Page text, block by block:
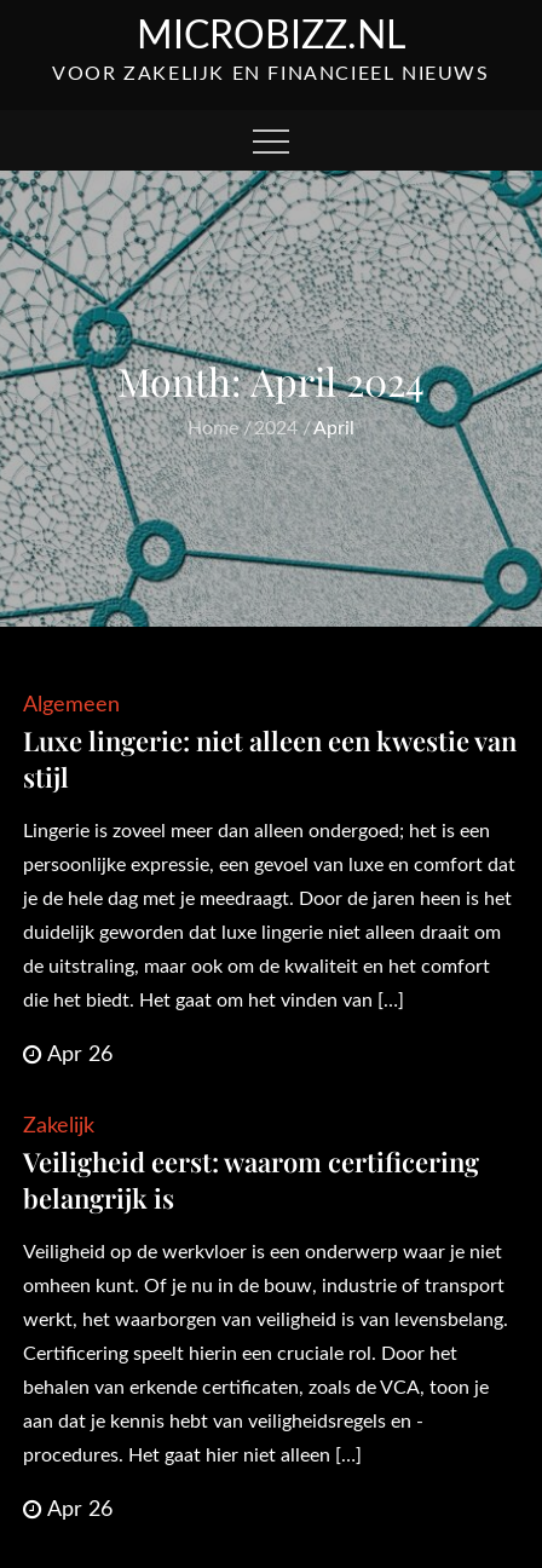
content
MICROBIZZ.NL
VOOR ZAKELIJK EN FINANCIEEL NIEUWS
Month:April 2024
Home 2024 April
Algemeen
Luxe lingerie: niet alleen een kwestie van
stijl
Lingerie is zoveel meer dan alleen ondergoed; het is een
persoonlijke expressie, een gevoel van luxe en comfort dat
je de hele dag met je meedraagt. Door de jaren heen is het
duidelijk geworden dat luxe lingerie niet alleen draait om
de uitstraling, maar ook om de kwaliteit en het comfort
die het biedt. Het gaat om het vinden van […]
Apr 26
Zakelijk
Veiligheid eerst: waarom certificering
belangrijk is
Veiligheid op de werkvloer is een onderwerp waar je niet
omheen kunt. Of je nu in de bouw, industrie of transport
werkt, het waarborgen van veiligheid is van levensbelang.
Certificering speelt hierin een cruciale rol. Door het
behalen van erkende certificaten, zoals de VCA, toon je
aan dat je kennis hebt van veiligheidsregels en -
procedures. Het gaat hier niet alleen […]
Apr 26